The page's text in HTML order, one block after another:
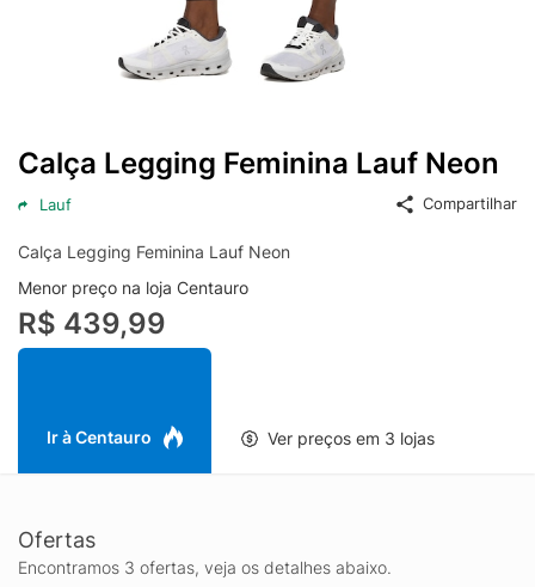
Calça Legging Feminina Lauf Neon
Lauf Compartilhar
Calça Legging Feminina Lauf Neon
Menor preço na loja Centauro
R$ 439,99
Ir à Centauro Ver preços em 3 lojas
Ofertas
Encontramos 3 ofertas, veja os detalhes abaixo.